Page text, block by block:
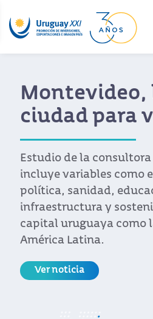
Montevideo,
ciudad para
Estudio de la consultora
incluye variables como
política, sanidad,
infraestructura y
capital uruguaya como
América Latina.
Ver noticia